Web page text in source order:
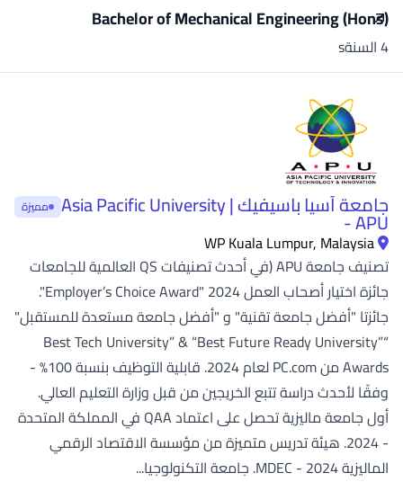
Bachelor of Mechanical Engineering (Hons)
4 السنةs
جامعة آسيا باسيفيك | Asia Pacific University
- APU مميزة
WP Kuala Lumpur, Malaysia
تصنيف جامعة APU (في أحدث تصنيفات QS العالمية للجامعات
جائزة اختيار أصحاب العمل 2024 "Employer’s Choice Award".
جائزتا "أفضل جامعة تقنية" و "أفضل جامعة مستعدة للمستقبل"
“Best Tech University” & “Best Future Ready University”
Awards من PC.com لعام 2024. قابلية التوظيف بنسبة 100% -
وفقًا لأحدث دراسة تتبع الخريجين من قبل وزارة التعليم العالي.
أول جامعة ماليزية تحصل على اعتماد QAA في المملكة المتحدة
- 2024. هيئة تدريس متميزة من مؤسسة الاقتصاد الرقمي
الماليزية MDEC - 2024. جامعة التكنولوجيا...